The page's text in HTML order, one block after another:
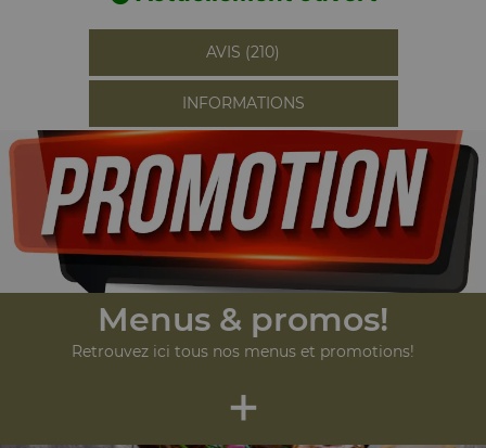
AVIS (210)
INFORMATIONS
Menus & promos!
Retrouvez ici tous nos menus et promotions!
+